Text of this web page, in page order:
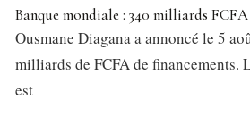
Banque mondiale : 340 milliards
Ousmane Diagana a annoncé le 5
milliards de FCFA de financements.
est